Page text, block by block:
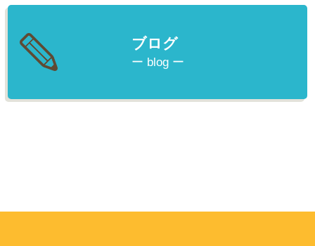
ブログ
ー blog ー